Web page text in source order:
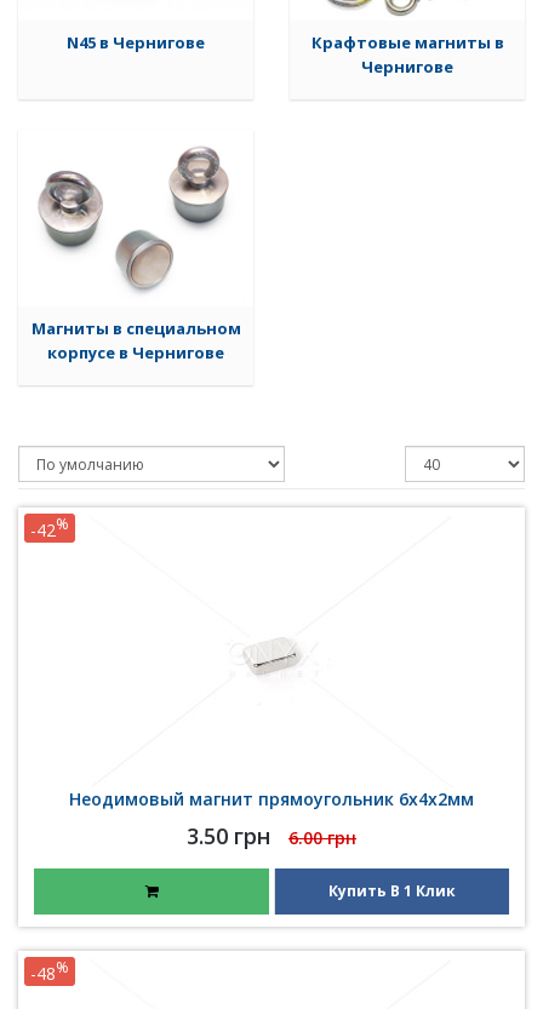
N45 в Чернигове
Крафтовые магниты в
Чернигове
Магниты в специальном
корпусе в Чернигове
Неодимовый магнит прямоугольник 6х4х2мм
3.50 грн 6.00 грн
-42%
Купить В 1 Клик
-48%